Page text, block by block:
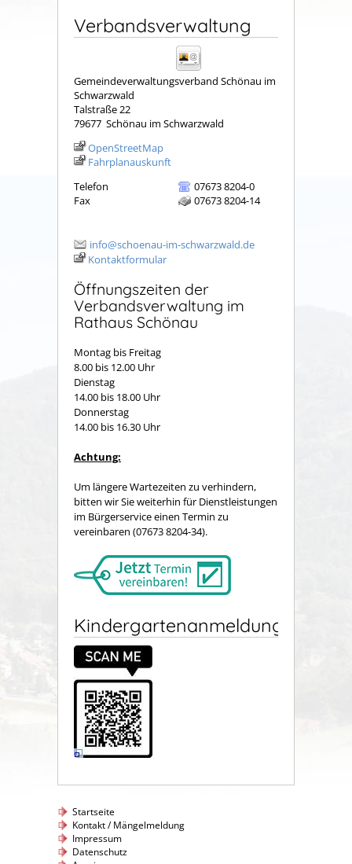
Verbandsverwaltung
Gemeindeverwaltungsverband Schönau im
Schwarzwald
Talstraße 22
79677 Schönau im Schwarzwald
OpenStreetMap
Fahrplanauskunft
Telefon
07673 8204-0
Fax
07673 8204-14
info@schoenau-im-schwarzwald.de
Kontaktformular
Öffnungszeiten der
Verbandsverwaltung im
Rathaus Schönau
Montag bis Freitag
8.00 bis 12.00 Uhr
Dienstag
14.00 bis 18.00 Uhr
Donnerstag
14.00 bis 16.30 Uhr
Achtung:
Um längere Wartezeiten zu verhindern,
bitten wir Sie weiterhin für Dienstleistungen
im Bürgerservice einen Termin zu
vereinbaren (07673 8204-34).
Kindergartenanmeldung
Startseite
Kontakt / Mängelmeldung
Impressum
Datenschutz